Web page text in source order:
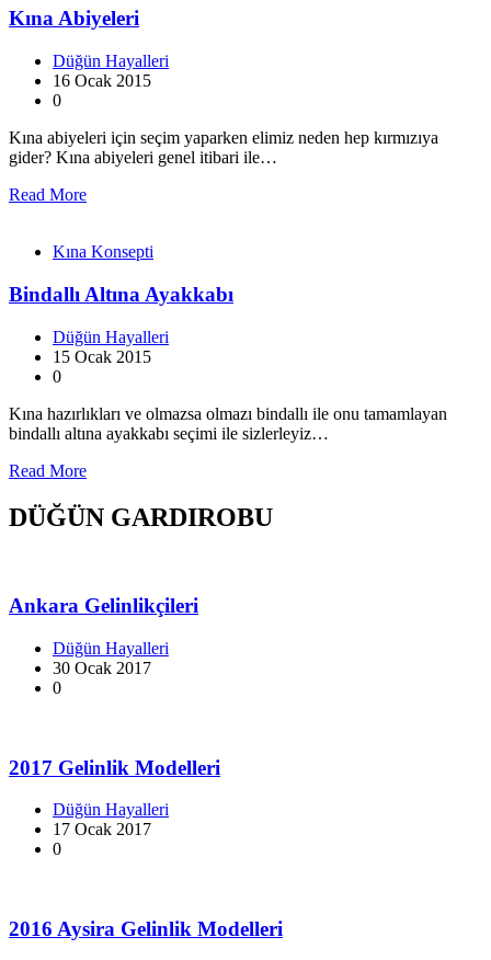
Kına Abiyeleri
Düğün Hayalleri
16 Ocak 2015
0
Kına abiyeleri için seçim yaparken elimiz neden hep kırmızıya
gider? Kına abiyeleri genel itibari ile…
Read More
Kına Konsepti
Bindallı Altına Ayakkabı
Düğün Hayalleri
15 Ocak 2015
0
Kına hazırlıkları ve olmazsa olmazı bindallı ile onu tamamlayan
bindallı altına ayakkabı seçimi ile sizlerleyiz…
Read More
DÜĞÜN GARDIROBU
Ankara Gelinlikçileri
Düğün Hayalleri
30 Ocak 2017
0
2017 Gelinlik Modelleri
Düğün Hayalleri
17 Ocak 2017
0
2016 Aysira Gelinlik Modelleri